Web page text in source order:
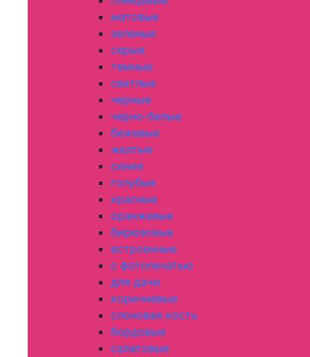
матовые
зеленые
серые
темные
светлые
черные
черно-белые
бежевые
желтые
синие
голубые
красные
оранжевые
бирюзовые
встроенные
с фотопечатью
для дачи
коричневые
слоновая кость
бордовые
салатовые